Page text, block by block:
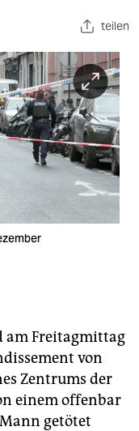
teilen
am Freitagmittag
von
Zentrums der
einem offenbar
getötet